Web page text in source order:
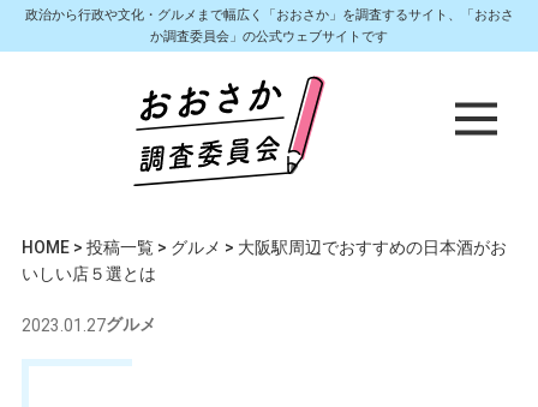
政治から行政や文化・グルメまで幅広く「おおさか」を調査するサイト、「おおさ
か調査委員会」の公式ウェブサイトです
HOME> 投稿一覧> グルメ > 大阪駅周辺でおすすめの日本酒がお
いしい店５選とは
2023.01.27グルメ